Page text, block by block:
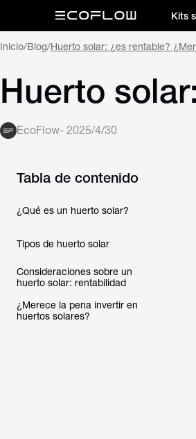
Kits
Inicio/Blog/Huerto solar: ¿es rentable?
Huerto
EcoFlow- 2025/4/30
Tabla de contenido
¿Qué es un huerto solar?
Tipos de huerto solar
Consideraciones sobre un
huerto solar: rentabilidad
¿Merece la pena invertir en
huertos solares?